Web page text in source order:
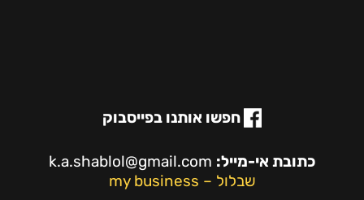
חפשו אותנו בפייסבוק
כתובת אי-מייל: k.a.shablol@gmail.com
שבלול – my business